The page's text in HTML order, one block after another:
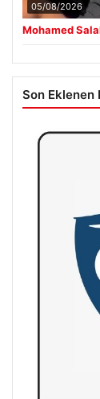
05/08/2026
Mohamed
Son Eklenen